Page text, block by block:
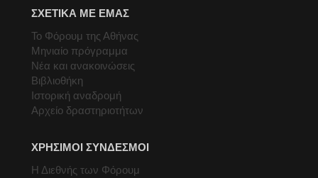
ΣΧΕΤΙΚΑ ΜΕ ΕΜΑΣ
Το Φόρουμ της Αθήνας
Μηνιαίο πρόγραμμα
Νέα και ανακοινώσεις
Βιβλιοθήκη
Ιστορική αναδρομή
Αρχείο δραστηριοτήτων
ΧΡΗΣΙΜΟΙ ΣΥΝΔΕΣΜΟΙ
Η Διεθνής των Φόρουμ